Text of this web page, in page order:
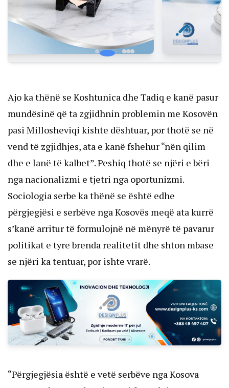
Ajo ka thënë se Koshtunica dhe Tadiq e kanë pasur
mundësinë që ta zgjidhnin problemin me Kosovën
pasi Millosheviqi kishte dështuar, por thotë se në
vend të zgjidhjes, ata e kanë fshehur “nën qilim
dhe e lanë të kalbet”. Peshiq thotë se njëri e bëri
nga nacionalizmi e tjetri nga oportunizmi.
Sociologia serbe ka thënë se është edhe
përgjegjësi e serbëve nga Kosovës meqë ata kurrë
s’kanë arritur të formulojnë në mënyrë të pavarur
politikat e tyre brenda realitetit dhe shton mbase
se njëri ka tentuar, por ishte vrarë.
“Përgjegjësia është e vetë serbëve nga Kosova